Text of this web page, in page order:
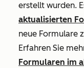
erstellt wurden.
aktualisierten
neue Formulare
Erfahren Sie
Formularen im